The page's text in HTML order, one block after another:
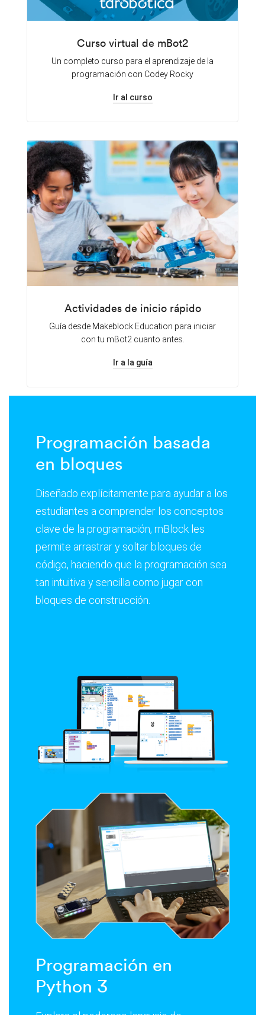
Curso virtual de mBot2
Un completo curso para el aprendizaje de la
programación con Codey Rocky
Ir al curso
Actividades de inicio rápido
Guía desde Makeblock Education para iniciar
con tu mBot2 cuanto antes.
Ir a la guía
Programación basada
en bloques
Diseñado explícitamente para ayudar a los
estudiantes a comprender los conceptos
clave de la programación, mBlock les
permite arrastrar y soltar bloques de
código, haciendo que la programación sea
tan intuitiva y sencilla como jugar con
bloques de construcción.
Programación en
Python 3